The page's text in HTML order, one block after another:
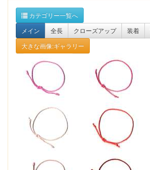
カテゴリー一覧へ
メイン
全長 クローズアップ 装着
大きな画像:ギャラリー